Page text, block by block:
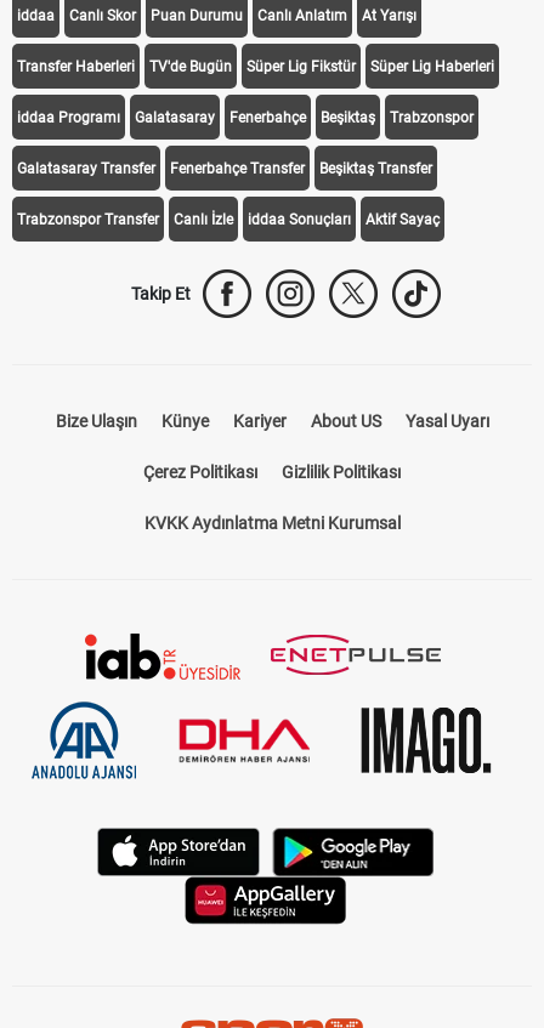
iddaa Canlı Skor Puan Durumu Canlı Anlatım At Yarışı
Transfer Haberleri TV'de Bugün Süper Lig Fikstür Süper Lig Haberleri
iddaa Programı Galatasaray Fenerbahçe Beşiktaş Trabzonspor
Galatasaray Transfer Fenerbahçe Transfer Beşiktaş Transfer
Trabzonspor Transfer Canlı İzle iddaa Sonuçları Aktif Sayaç
Takip Et
Bize Ulaşın Künye Kariyer About US Yasal Uyarı
Çerez Politikası Gizlilik Politikası
KVKK Aydınlatma Metni Kurumsal